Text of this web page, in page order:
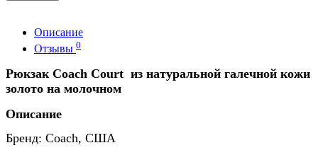
Описание
Отзывы 0
Рюкзак Coach Court из натуральной галечной кожи
золото на молочном
Описание
Бренд: Coach, США